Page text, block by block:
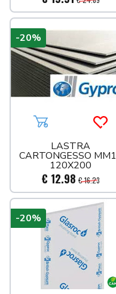
Aggiungi al
LASTRA
CARTONGESSO
120X200
€ 12.98 € 16.23
-20%
-20%